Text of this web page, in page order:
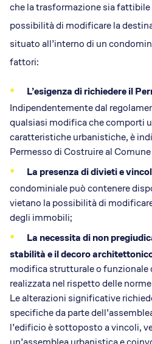
che la trasformazione sia
possibilità di modificare la
situato all’interno di un
fattori:
L’esigenza di richiedere il
Indipendentemente dal
qualsiasi modifica che comporti
caratteristiche urbanistiche, è
Permesso di Costruire al
La presenza di divieti e
condominiale può contenere
vietano la possibilità di
degli immobili;
La necessita di non
stabilità e il decoro
modifica strutturale o funzionale
realizzata nel rispetto delle
Le alterazioni significative
specifiche da parte
l’edificio è sottoposto a vincoli,